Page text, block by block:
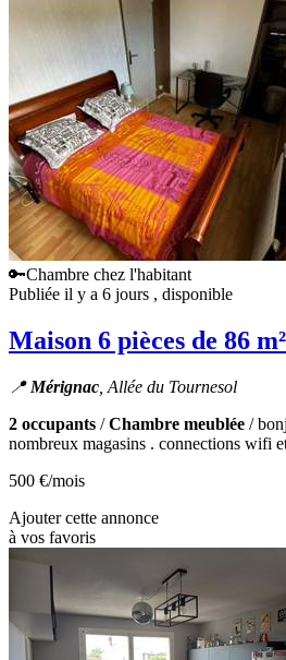
🔑Chambre chez l'habitant
Publiée il y a 6 jours , disponible
Maison 6 pièces de 86 m²
📍 Mérignac , Allée du Tournesol
2 occupants /Chambre meublée /
nombreux magasins . connections wifi
500 €/mois
Ajouter cette annonce
à vos favoris